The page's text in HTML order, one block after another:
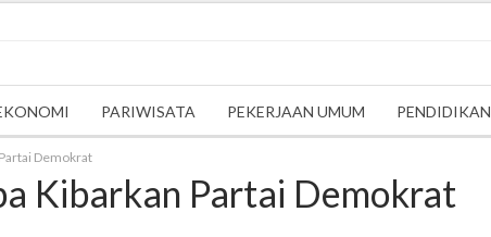
PARIWISATA PEKERJAAN UMUM PENDIDIKAN
Demokrat
Kibarkan Partai Demokrat